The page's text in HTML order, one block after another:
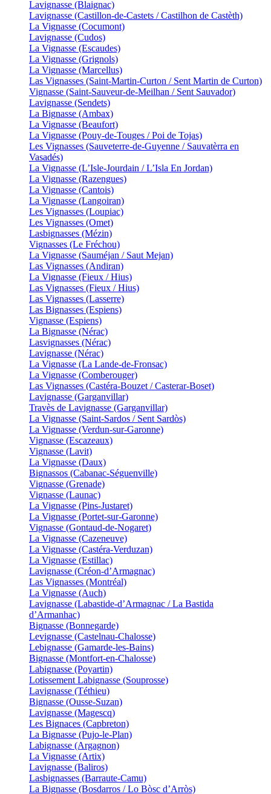
Lavignasse (Blaignac)
Lavignasse (Castillon-de-Castets / Castilhon de Castèth)
La Vignasse (Cocumont)
Lavignasse (Cudos)
La Vignasse (Escaudes)
La Vignasse (Grignols)
La Vignasse (Marcellus)
Las Vignasses (Saint-Martin-Curton / Sent Martin de Curton)
Vignasse (Saint-Sauveur-de-Meilhan / Sent Sauvador)
Lavignasse (Sendets)
La Bignasse (Ambax)
La Vignasse (Beaufort)
La Vignasse (Pouy-de-Touges / Poi de Tojas)
Les Vignasses (Sauveterre-de-Guyenne / Sauvatèrra en
Vasadés)
La Vignasse (L’Isle-Jourdain / L’Isla En Jordan)
La Vignasse (Razengues)
La Vignasse (Cantois)
La Vignasse (Langoiran)
Les Vignasses (Loupiac)
Les Vignasses (Omet)
Lasbignasses (Mézin)
Vignasses (Le Fréchou)
La Vignasse (Sauméjan / Saut Mejan)
Las Vignasses (Andiran)
La Vignasse (Fieux / Hius)
Las Vignasses (Fieux / Hius)
Las Vignasses (Lasserre)
Las Bignasses (Espiens)
Vignasse (Espiens)
La Bignasse (Nérac)
Lasvignasses (Nérac)
Lavignasse (Nérac)
La Vignasse (La Lande-de-Fronsac)
La Vignasse (Comberouger)
Las Vignasses (Castéra-Bouzet / Casterar-Boset)
Lavignasse (Garganvillar)
Travès de Lavignasse (Garganvillar)
La Vignasse (Saint-Sardos / Sent Sardòs)
La Vignasse (Verdun-sur-Garonne)
Vignasse (Escazeaux)
Vignasse (Lavit)
La Vignasse (Daux)
Bignassos (Cabanac-Séguenville)
Vignasse (Grenade)
Vignasse (Launac)
La Vignasse (Pins-Justaret)
La Vignasse (Portet-sur-Garonne)
Vignasse (Gontaud-de-Nogaret)
La Vignasse (Cazeneuve)
La Vignasse (Castéra-Verduzan)
La Vignasse (Estillac)
Lavignasse (Créon-d’Armagnac)
Las Vignasses (Montréal)
La Vignasse (Auch)
Lavignasse (Labastide-d’Armagnac / La Bastida
d’Armanhac)
Bignasse (Bonnegarde)
Levignasse (Castelnau-Chalosse)
Lebignasse (Gamarde-les-Bains)
Bignasse (Montfort-en-Chalosse)
Labignasse (Poyartin)
Lotissement Labignasse (Souprosse)
Lavignasse (Téthieu)
Bignasse (Ousse-Suzan)
Lavignasse (Magescq)
Les Bignaces (Capbreton)
La Bignasse (Pujo-le-Plan)
Labignasse (Argagnon)
La Vignasse (Artix)
Lavignasse (Baliros)
Lasbignasses (Barraute-Camu)
La Bignasse (Bosdarros / Lo Bòsc d’Arròs)